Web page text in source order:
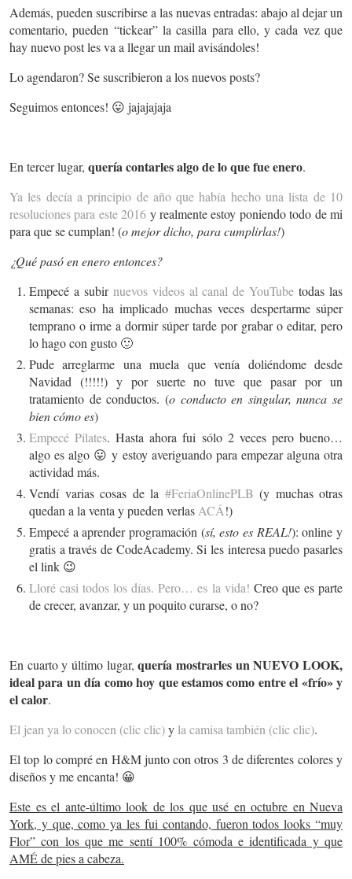
Además, pueden suscribirse a las nuevas entradas: abajo al dejar un
comentario, pueden “tickear” la casilla para ello, y cada vez que
hay nuevo post les va a llegar un mail avisándoles!
Lo agendaron? Se suscribieron a los nuevos posts?
Seguimos entonces! 😛 jajajajaja
En tercer lugar, quería contarles algo de lo que fue enero.
Ya les decía a principio de año que había hecho una lista de 10
resoluciones para este 2016 y realmente estoy poniendo todo de mi
para que se cumplan! (o mejor dicho, para cumplirlas!)
¿Qué pasó en enero entonces?
Empecé a subir nuevos videos al canal de YouTube todas las
semanas: eso ha implicado muchas veces despertarme súper
temprano o irme a dormir súper tarde por grabar o editar, pero
lo hago con gusto 🙂
Pude arreglarme una muela que venía doliéndome desde
Navidad (!!!!!) y por suerte no tuve que pasar por un
tratamiento de conductos. (o conducto en singular, nunca se
bien cómo es)
Empecé Pilates. Hasta ahora fui sólo 2 veces pero bueno…
algo es algo 😛 y estoy averiguando para empezar alguna otra
actividad más.
Vendí varias cosas de la #FeriaOnlinePLB (y muchas otras
quedan a la venta y pueden verlasACÁ!)
Empecé a aprender programación (sí, esto es REAL!): online y
gratis a través de CodeAcademy. Si les interesa puedo pasarles
el link 😉
Lloré casi todos los días. Pero… es la vida! Creo que es parte
de crecer, avanzar, y un poquito curarse, o no?
En cuarto y último lugar,quería mostrarles un NUEVO LOOK,
ideal para un día como hoy que estamos como entre el «frío» y
el calor.
El jean ya lo conocen (clic clic)y la camisa también (clic clic).
El top lo compré en H&M junto con otros 3 de diferentes colores y
diseños y me encanta! 😀
Este es el ante-último look de los que usé en octubre en Nueva
York, y que, como ya les fui contando, fueron todos looks “muy
Flor” con los que me sentí 100% cómoda e identificada y que
AMÉ de pies a cabeza.